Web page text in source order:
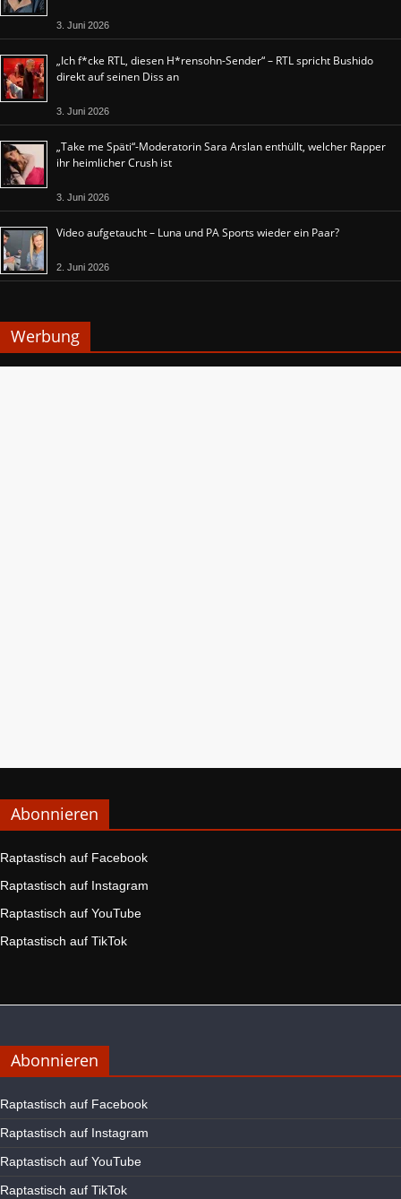
3. Juni 2026
„Ich f*cke RTL, diesen H*rensohn-Sender“ – RTL spricht Bushido
direkt auf seinen Diss an
3. Juni 2026
„Take me Späti“-Moderatorin Sara Arslan enthüllt, welcher Rapper
ihr heimlicher Crush ist
3. Juni 2026
Video aufgetaucht – Luna und PA Sports wieder ein Paar?
2. Juni 2026
Werbung
Abonnieren
Raptastisch auf Facebook
Raptastisch auf Instagram
Raptastisch auf YouTube
Raptastisch auf TikTok
Abonnieren
Raptastisch auf Facebook
Raptastisch auf Instagram
Raptastisch auf YouTube
Raptastisch auf TikTok